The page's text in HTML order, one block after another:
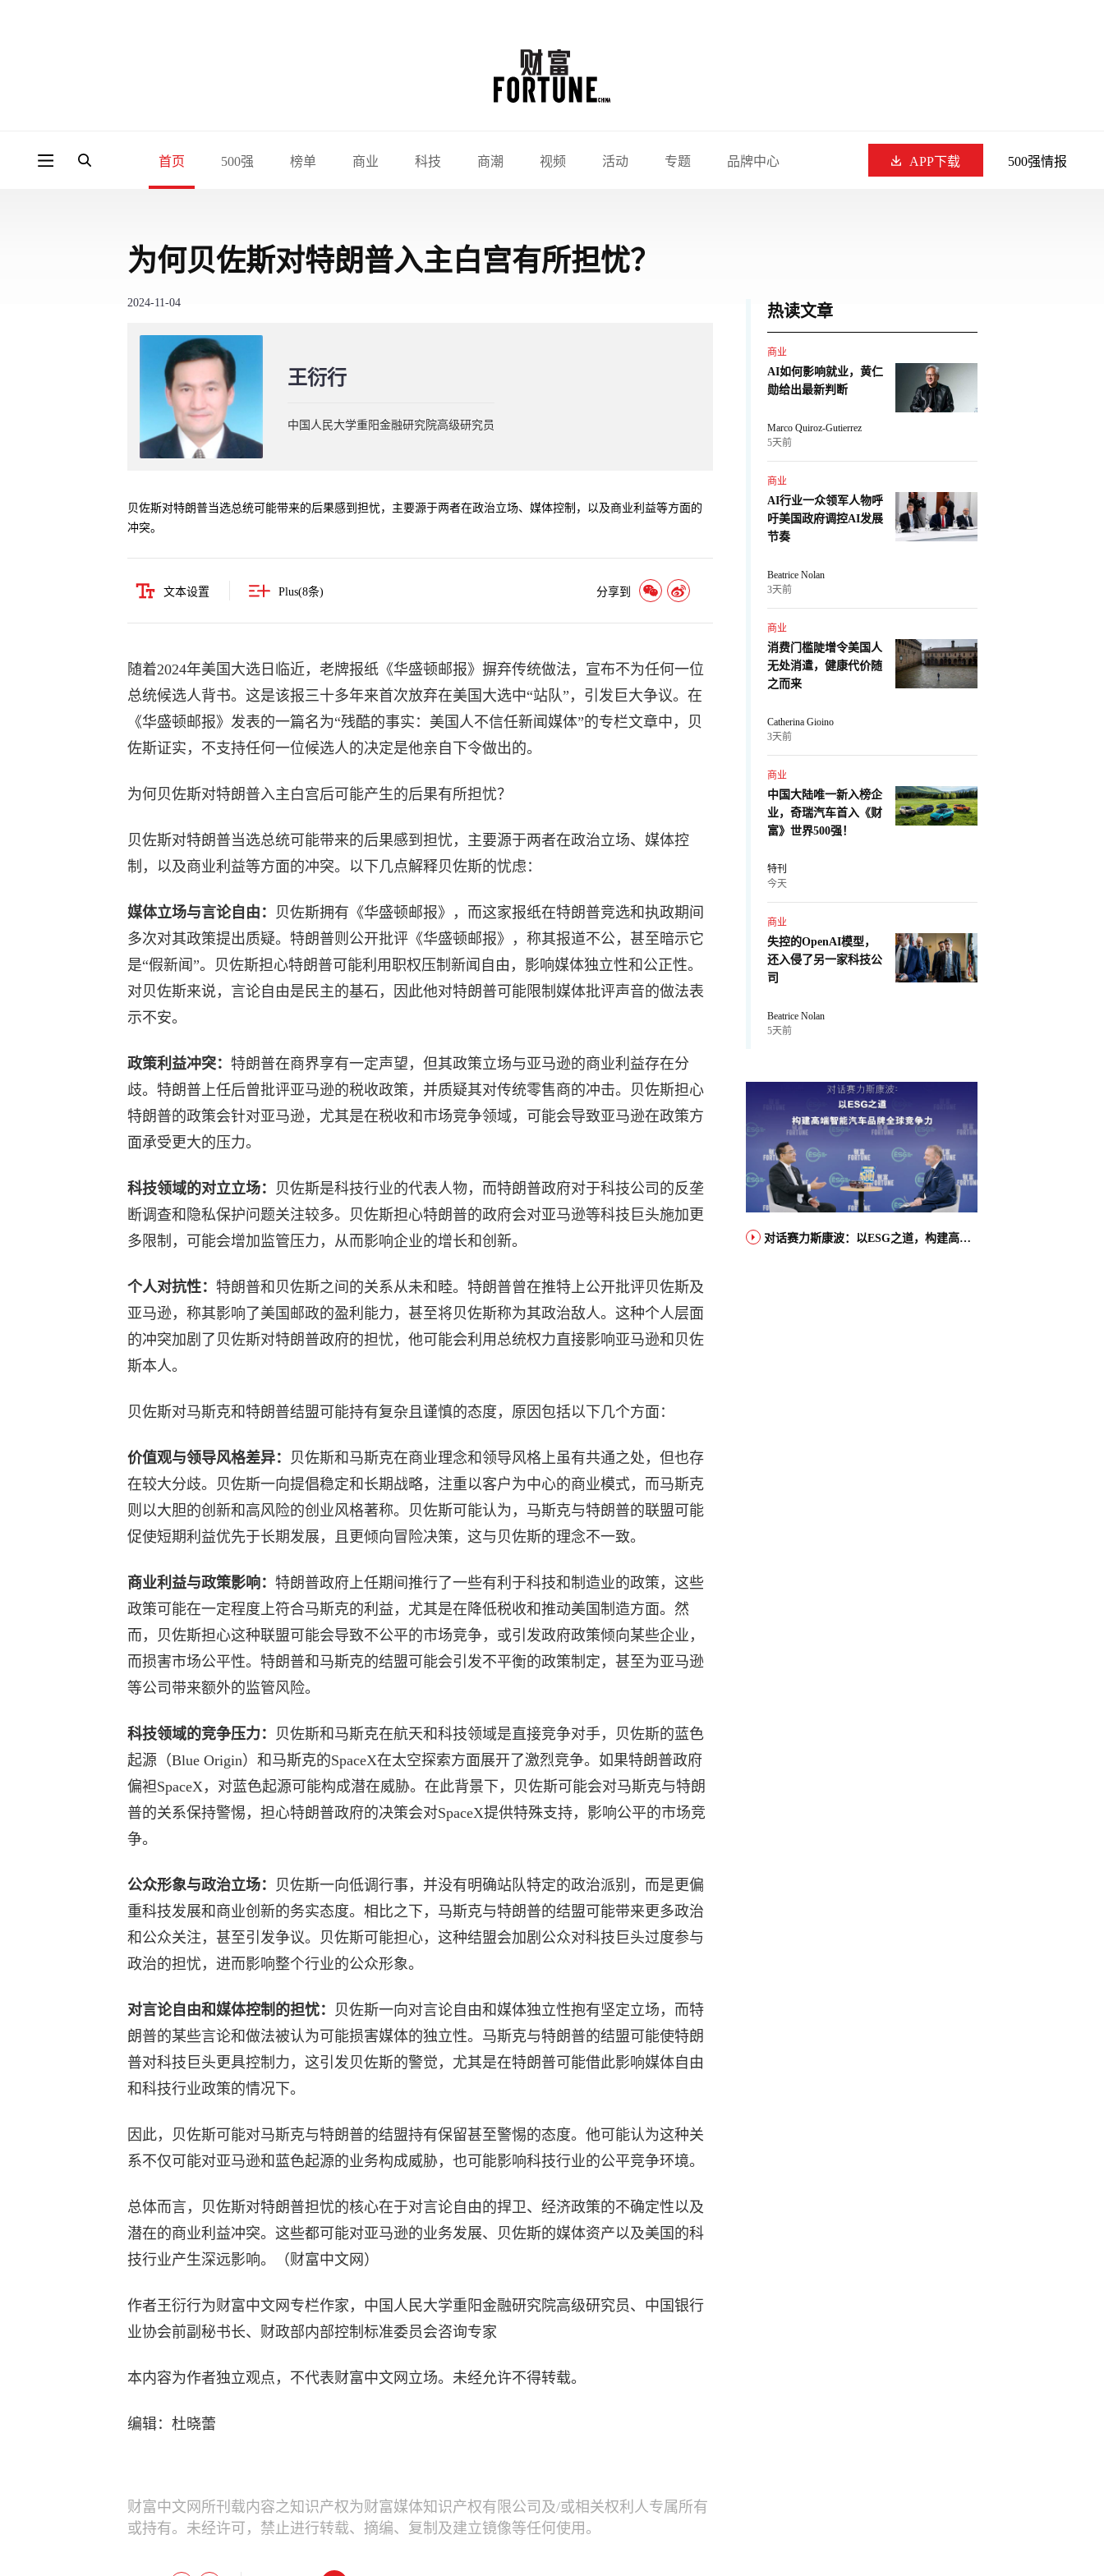
首页 500强 榜单 商业 科技 商潮 视频 活动 专题 品牌中心 APP下载 500强情报
为何贝佐斯对特朗普入主白宫有所担忧？
2024-11-04
王衍行
中国人民大学重阳金融研究院高级研究员
贝佐斯对特朗普当选总统可能带来的后果感到担忧，主要源于两者在政治立场、媒体控制，以及商业利益等方面的
冲突。
文本设置 Plus(8条) 分享到
随着2024年美国大选日临近，老牌报纸《华盛顿邮报》摒弃传统做法，宣布不为任何一位
总统候选人背书。这是该报三十多年来首次放弃在美国大选中“站队”，引发巨大争议。在
《华盛顿邮报》发表的一篇名为“残酷的事实：美国人不信任新闻媒体”的专栏文章中，贝
佐斯证实，不支持任何一位候选人的决定是他亲自下令做出的。
为何贝佐斯对特朗普入主白宫后可能产生的后果有所担忧？
贝佐斯对特朗普当选总统可能带来的后果感到担忧，主要源于两者在政治立场、媒体控
制，以及商业利益等方面的冲突。以下几点解释贝佐斯的忧虑：
媒体立场与言论自由：
贝佐斯拥有《华盛顿邮报》，而这家报纸在特朗普竞选和执政期间
多次对其政策提出质疑。特朗普则公开批评《华盛顿邮报》，称其报道不公，甚至暗示它
是“假新闻”。贝佐斯担心特朗普可能利用职权压制新闻自由，影响媒体独立性和公正性。
对贝佐斯来说，言论自由是民主的基石，因此他对特朗普可能限制媒体批评声音的做法表
示不安。
政策利益冲突： 特朗普在商界享有一定声望，但其政策立场与亚马逊的商业利益存在分
歧。特朗普上任后曾批评亚马逊的税收政策，并质疑其对传统零售商的冲击。贝佐斯担心
特朗普的政策会针对亚马逊，尤其是在税收和市场竞争领域，可能会导致亚马逊在政策方
面承受更大的压力。
科技领域的对立立场：
贝佐斯是科技行业的代表人物，而特朗普政府对于科技公司的反垄
断调查和隐私保护问题关注较多。贝佐斯担心特朗普的政府会对亚马逊等科技巨头施加更
多限制，可能会增加监管压力，从而影响企业的增长和创新。
个人对抗性： 特朗普和贝佐斯之间的关系从未和睦。特朗普曾在推特上公开批评贝佐斯及
亚马逊，称其影响了美国邮政的盈利能力，甚至将贝佐斯称为其政治敌人。这种个人层面
的冲突加剧了贝佐斯对特朗普政府的担忧，他可能会利用总统权力直接影响亚马逊和贝佐
斯本人。
贝佐斯对马斯克和特朗普结盟可能持有复杂且谨慎的态度，原因包括以下几个方面：
价值观与领导风格差异：
贝佐斯和马斯克在商业理念和领导风格上虽有共通之处，但也存
在较大分歧。贝佐斯一向提倡稳定和长期战略，注重以客户为中心的商业模式，而马斯克
则以大胆的创新和高风险的创业风格著称。贝佐斯可能认为，马斯克与特朗普的联盟可能
促使短期利益优先于长期发展，且更倾向冒险决策，这与贝佐斯的理念不一致。
商业利益与政策影响： 特朗普政府上任期间推行了一些有利于科技和制造业的政策，这些
政策可能在一定程度上符合马斯克的利益，尤其是在降低税收和推动美国制造方面。然
而，贝佐斯担心这种联盟可能会导致不公平的市场竞争，或引发政府政策倾向某些企业，
而损害市场公平性。特朗普和马斯克的结盟可能会引发不平衡的政策制定，甚至为亚马逊
等公司带来额外的监管风险。
科技领域的竞争压力：
贝佐斯和马斯克在航天和科技领域是直接竞争对手，贝佐斯的蓝色
起源（Blue Origin）和马斯克的SpaceX在太空探索方面展开了激烈竞争。如果特朗普政府
偏袒SpaceX，对蓝色起源可能构成潜在威胁。在此背景下，贝佐斯可能会对马斯克与特朗
普的关系保持警惕，担心特朗普政府的决策会对SpaceX提供特殊支持，影响公平的市场竞
争。
公众形象与政治立场：
贝佐斯一向低调行事，并没有明确站队特定的政治派别，而是更偏
重科技发展和商业创新的务实态度。相比之下，马斯克与特朗普的结盟可能带来更多政治
和公众关注，甚至引发争议。贝佐斯可能担心，这种结盟会加剧公众对科技巨头过度参与
政治的担忧，进而影响整个行业的公众形象。
对言论自由和媒体控制的担忧：
贝佐斯一向对言论自由和媒体独立性抱有坚定立场，而特
朗普的某些言论和做法被认为可能损害媒体的独立性。马斯克与特朗普的结盟可能使特朗
普对科技巨头更具控制力，这引发贝佐斯的警觉，尤其是在特朗普可能借此影响媒体自由
和科技行业政策的情况下。
因此，贝佐斯可能对马斯克与特朗普的结盟持有保留甚至警惕的态度。他可能认为这种关
系不仅可能对亚马逊和蓝色起源的业务构成威胁，也可能影响科技行业的公平竞争环境。
总体而言，贝佐斯对特朗普担忧的核心在于对言论自由的捍卫、经济政策的不确定性以及
潜在的商业利益冲突。这些都可能对亚马逊的业务发展、贝佐斯的媒体资产以及美国的科
技行业产生深远影响。（财富中文网）
作者王衍行为财富中文网专栏作家，中国人民大学重阳金融研究院高级研究员、中国银行
业协会前副秘书长、财政部内部控制标准委员会咨询专家
本内容为作者独立观点，不代表财富中文网立场。未经允许不得转载。
编辑：杜晓蕾
财富中文网所刊载内容之知识产权为财富媒体知识产权有限公司及/或相关权利人专属所有
或持有。未经许可，禁止进行转载、摘编、复制及建立镜像等任何使用。
热读文章
商业
AI如何影响就业，黄仁
勋给出最新判断
Marco Quiroz-Gutierrez
5天前
商业
AI行业一众领军人物呼
吁美国政府调控AI发展
节奏
Beatrice Nolan
3天前
商业
消费门槛陡增令美国人
无处消遣，健康代价随
之而来
Catherina Gioino
3天前
商业
中国大陆唯一新入榜企
业，奇瑞汽车首入《财
富》世界500强！
特刊
今天
商业
失控的OpenAI模型，
还入侵了另一家科技公
司
Beatrice Nolan
5天前
对话赛力斯康波：以ESG之道，构建高端智能汽车品牌全球竞争力